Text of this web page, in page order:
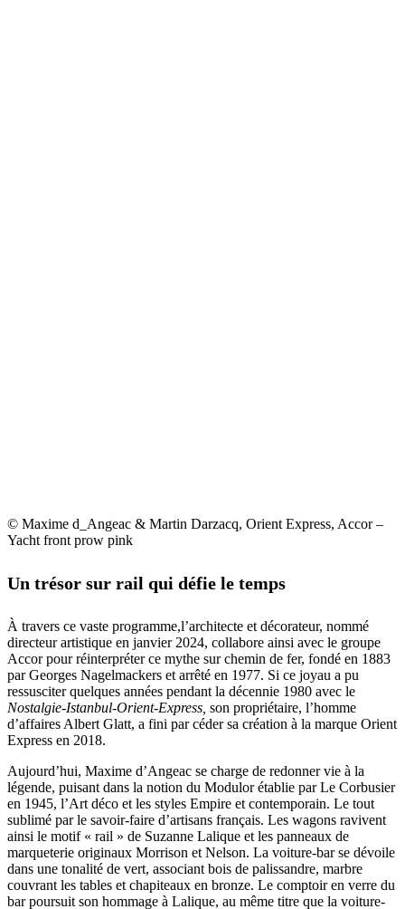
© Maxime d_Angeac & Martin Darzacq, Orient Express, Accor –
Yacht front prow pink
Un trésor sur rail qui défie le temps
À travers ce vaste programme,l’architecte et décorateur, nommé
directeur artistique en janvier 2024, collabore ainsi avec le groupe
Accor pour réinterpréter ce mythe sur chemin de fer, fondé en 1883
par Georges Nagelmackers et arrêté en 1977. Si ce joyau a pu
ressusciter quelques années pendant la décennie 1980 avec le
Nostalgie-Istanbul-Orient-Express, son propriétaire, l’homme
d’affaires Albert Glatt, a fini par céder sa création à la marque Orient
Express en 2018.
Aujourd’hui, Maxime d’Angeac se charge de redonner vie à la
légende, puisant dans la notion du Modulor établie par Le Corbusier
en 1945, l’Art déco et les styles Empire et contemporain. Le tout
sublimé par le savoir-faire d’artisans français. Les wagons ravivent
ainsi le motif « rail » de Suzanne Lalique et les panneaux de
marqueterie originaux Morrison et Nelson. La voiture-bar se dévoile
dans une tonalité de vert, associant bois de palissandre, marbre
couvrant les tables et chapiteaux en bronze. Le comptoir en verre du
bar poursuit son hommage à Lalique, au même titre que la voiture-